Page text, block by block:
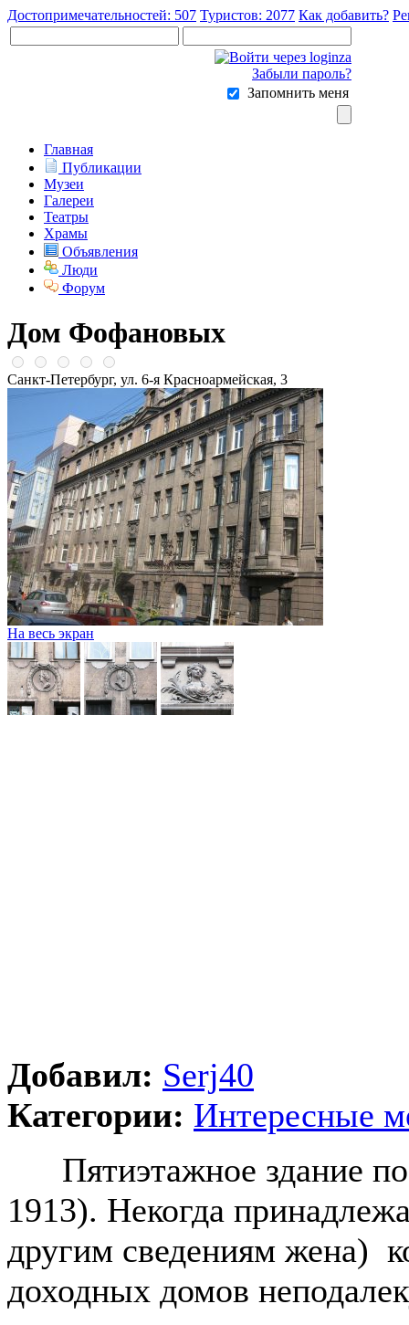
Достопримечательностей: 507 Туристов: 2077 Как добавить?
Забыли пароль?
Запомнить меня
Главная
Публикации
Музеи
Галереи
Театры
Храмы
Объявления
Люди
Форум
Дом Фофановых
Санкт-Петербург, ул. 6-я Красноармейская, 3
На весь экран
Добавил: Serj40
Категории: Интересные
Пятиэтажное здание
1913). Некогда
другим сведениям жена)
доходных домов